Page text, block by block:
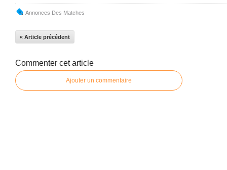
Annonces Des Matches
« Article précédent
Commenter cet article
Ajouter un commentaire